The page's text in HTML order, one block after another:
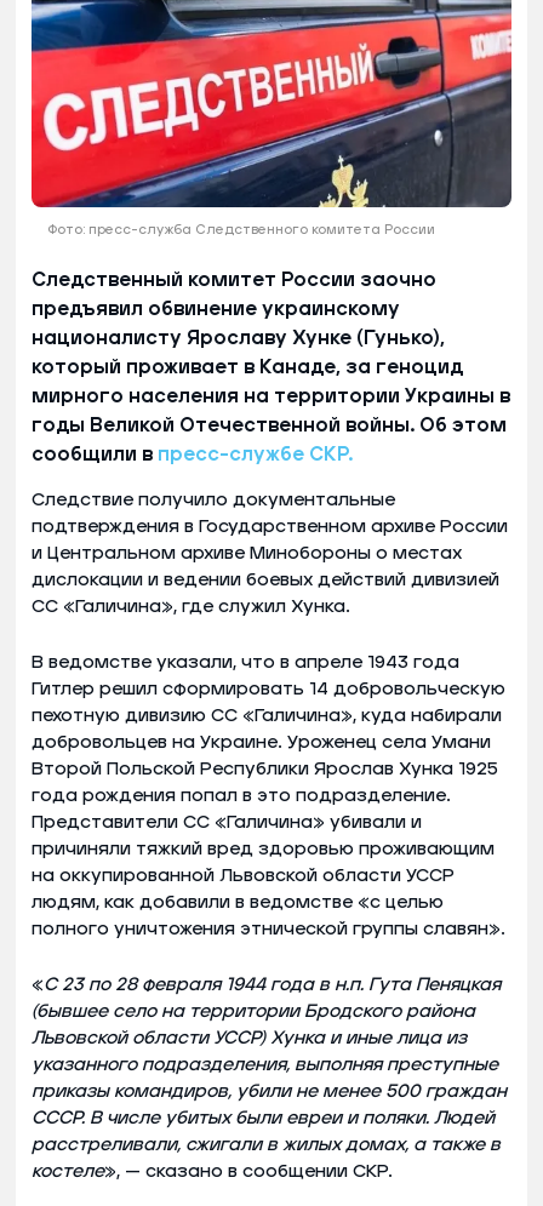
Фото: пресс-служба Следственного комитета России
Следственный комитет России заочно
предъявил обвинение украинскому
националисту Ярославу Хунке (Гунько),
который проживает в Канаде, за геноцид
мирного населения на территории Украины в
годы Великой Отечественной войны. Об этом
сообщили в пресс-службе СКР.
Следствие получило документальные
подтверждения в Государственном архиве России
и Центральном архиве Минобороны о местах
дислокации и ведении боевых действий дивизией
СС «Галичина», где служил Хунка.
В ведомстве указали, что в апреле 1943 года
Гитлер решил сформировать 14 добровольческую
пехотную дивизию СС «Галичина», куда набирали
добровольцев на Украине. Уроженец села Умани
Второй Польской Республики Ярослав Хунка 1925
года рождения попал в это подразделение.
Представители СС «Галичина» убивали и
причиняли тяжкий вред здоровью проживающим
на оккупированной Львовской области УССР
людям, как добавили в ведомстве «с целью
полного уничтожения этнической группы славян».
«С 23 по 28 февраля 1944 года в н.п. Гута Пеняцкая
(бывшее село на территории Бродского района
Львовской области УССР) Хунка и иные лица из
указанного подразделения, выполняя преступные
приказы командиров, убили не менее 500 граждан
СССР. В числе убитых были евреи и поляки. Людей
расстреливали, сжигали в жилых домах, а также в
костеле», — сказано в сообщении СКР.